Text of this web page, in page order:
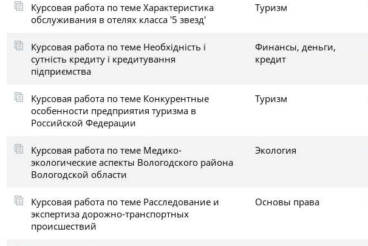
Курсовая работа по теме Характеристика
обслуживания в отелях класса '5 звезд'
Туризм
Курсовая работа по теме Необхідність і
сутність кредиту і кредитування
підприємства
Финансы, деньги,
кредит
Курсовая работа по теме Конкурентные
особенности предприятия туризма в
Российской Федерации
Туризм
Курсовая работа по теме Медико-
экологические аспекты Вологодского района
Вологодской области
Экология
Курсовая работа по теме Расследование и
экспертиза дорожно-транспортных
происшествий
Основы права